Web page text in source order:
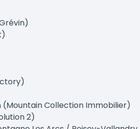
(Mountain Collection Immobilier)
2)